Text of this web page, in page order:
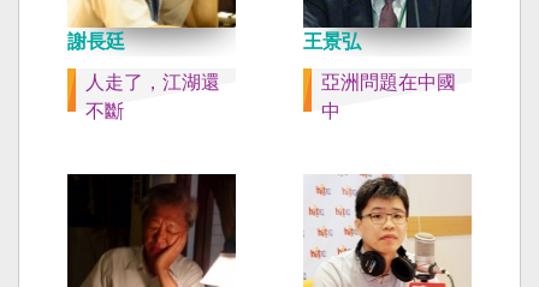
謝長廷
人走了，江湖還
不斷
王景弘
亞洲問題在中國
中